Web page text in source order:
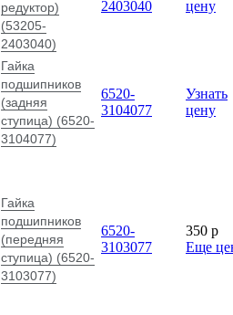
редуктор)
(53205-
2403040)
2403040
цену
Гайка
подшипников
(задняя
ступица) (6520-
3104077)
6520-
3104077
Узнать
цену
Гайка
подшипников
(передняя
ступица) (6520-
3103077)
6520-
3103077
350 p
Еще